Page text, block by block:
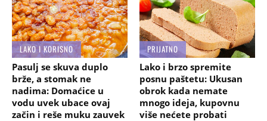
LAKO I KORISNO
Pasulj se skuva duplo
brže, a stomak ne
nadima: Domaćice u
vodu uvek ubace ovaj
začin i reše muku zauvek
PRIJATNO
Lako i brzo spremite
posnu paštetu: Ukusan
obrok kada nemate
mnogo ideja, kupovnu
više nećete probati